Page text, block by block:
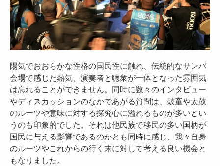
陽気でおおらかな性格の国民性に触れ、伝統的なサンバ
会場で感じた熱気、演奏者と聴衆が一体となった雰囲気
は忘れることができません。同時に数々のインタビュー
やディスカッションのなかであがる質問は、鼓童や太鼓
のルーツや意味に対する探究心に溢れるものが多いとい
うのも印象的でした。それは他民族で移民の多い国柄が
国民に与える影響であるのかとも同時に感じ、我々自身
のルーツやこれからの行く末に対して考える良い機会と
もなりました。